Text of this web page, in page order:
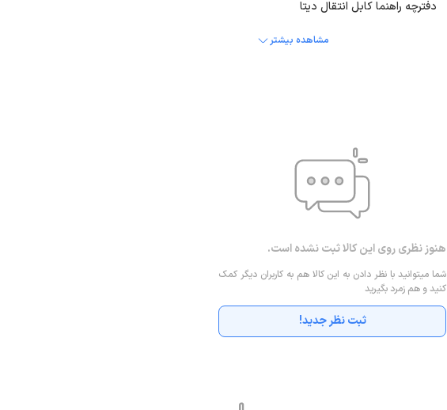
دفترچه راهنما کابل انتقال دیتا
مشاهده بیشتر
هنوز نظری روی این کالا ثبت نشده است.
شما میتوانید با نظر دادن به این کالا هم به کاربران دیگر کمک
کنید و هم زمرد بگیرید
ثبت نظر جدید!